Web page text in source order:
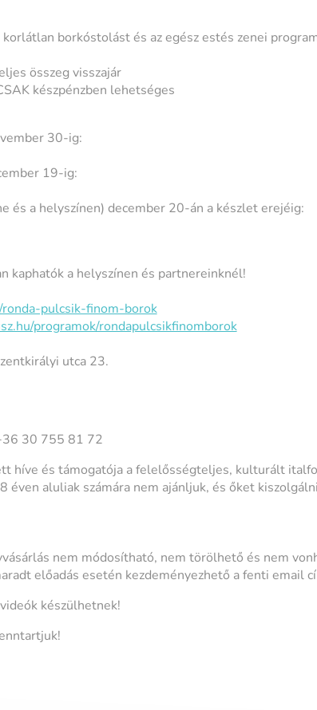
borkóstolást és az egész estés zenei
összeg visszajár
készpénzben lehetséges
30-ig:
19-ig:
és a helyszínen) december 20-án a készlet erejéig:
kaphatók a helyszínen és partnereinknél!
pulcsik-finom-borok
programok/rondapulcsikfinomborok
utca 23.
30 755 81 72
híve és támogatója a felelősségteljes, kulturált
éven aluliak számára nem ajánljuk, és őket
nem módosítható, nem törölhető és nem
előadás esetén kezdeményezhető a fenti email
készülhetnek!